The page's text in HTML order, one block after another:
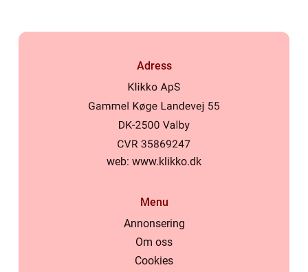
Adress
web: www.klikko.dk
Menu
Annonsering
Om oss
Cookies